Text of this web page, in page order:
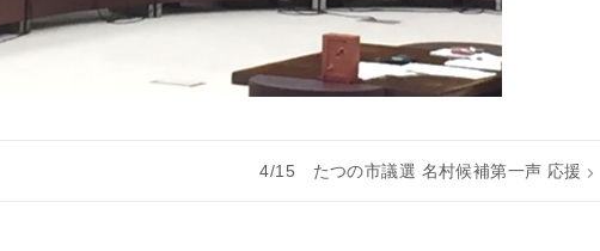
4/15 たつの市議選 名村候補第一声 応援